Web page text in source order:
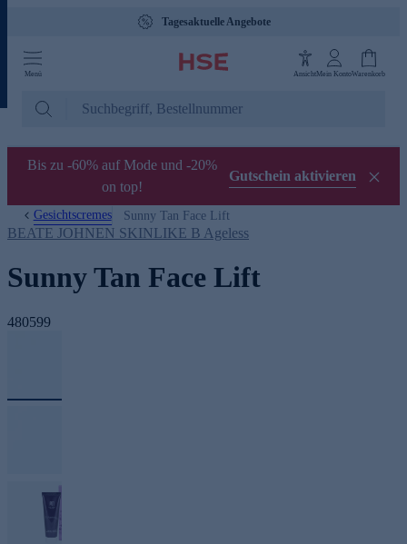
Tagesaktuelle Angebote
Menü AnsichtMein KontoWarenkorb
Bis zu -60% auf Mode und -20%
on top!
Gutschein aktivieren
Gesichtscremes Sunny Tan Face Lift
BEATE JOHNEN SKINLIKE B Ageless
Sunny Tan Face Lift
480599